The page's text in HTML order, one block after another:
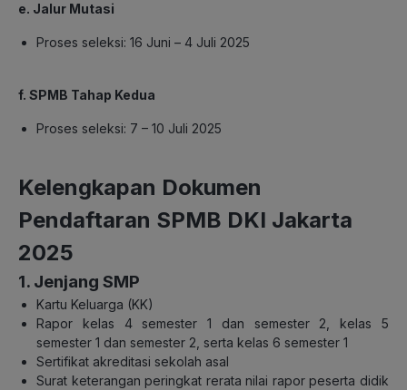
e. Jalur Mutasi
Proses seleksi: 16 Juni – 4 Juli 2025
f. SPMB Tahap Kedua
Proses seleksi: 7 – 10 Juli 2025
Kelengkapan Dokumen
Pendaftaran SPMB DKI Jakarta
2025
1. Jenjang SMP
Kartu Keluarga (KK)
Rapor kelas 4 semester 1 dan semester 2, kelas 5
semester 1 dan semester 2, serta kelas 6 semester 1
Sertifikat akreditasi sekolah asal
Surat keterangan peringkat rerata nilai rapor peserta didik